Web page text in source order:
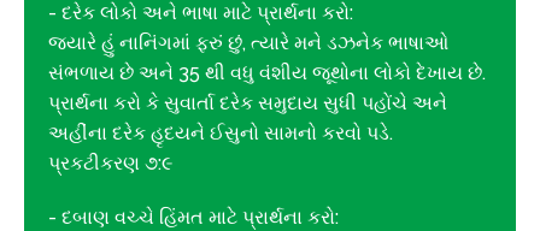
- દરેક લોકો અને ભાષા માટે પ્રાર્થના કરો:
જ્યારે હું નાનિંગમાં ફરું છું, ત્યારે મને ડઝનેક ભાષાઓ
સંભળાય છે અને 35 થી વધુ વંશીય જૂથોના લોકો દેખાય છે.
પ્રાર્થના કરો કે સુવાર્તા દરેક સમુદાય સુધી પહોંચે અને
અહીંના દરેક હૃદયને ઈસુનો સામનો કરવો પડે.
પ્રકટીકરણ ૭:૯
- દબાણ વચ્ચે હિંમત માટે પ્રાર્થના કરો: